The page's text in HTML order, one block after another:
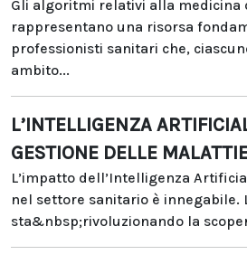
Gli algoritmi relativi alla medicina
rappresentano una risorsa
professionisti sanitari che,
ambito...
L’INTELLIGENZA
GESTIONE DELLE
L’impatto dell’Intelligenza
nel settore sanitario è innegabile.
sta&nbsp;rivoluzionando la